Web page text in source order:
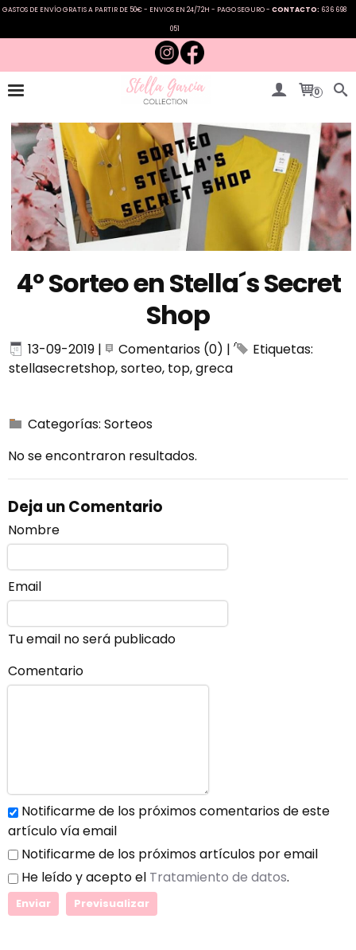
GASTOS DE ENVÍO GRATIS A PARTIR DE 50€ - ENVIOS EN 24/72H - PAGO SEGURO - CONTACTO: 636 698
051
0
4º Sorteo en Stella´s Secret
Shop
13-09-2019 | Comentarios (0) |
Etiquetas:
stellasecretshop,sorteo, top,greca
Categorías: Sorteos
No se encontraron resultados.
Deja un Comentario
Nombre
Email
Tu email no será publicado
Comentario
Notificarme de los próximos comentarios de este
artículo vía email
Notificarme de los próximos artículos por email
He leído y acepto el Tratamiento de datos.